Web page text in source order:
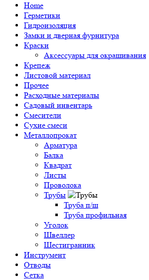
Home
Герметики
Гидроизоляция
Замки и дверная фурнитура
Краски
Аксессуары для окрашивания
Крепеж
Листовой материал
Прочее
Расходные материалы
Садовый инвентарь
Смесители
Сухие смеси
Металлопрокат
Арматура
Балка
Квадрат
Листы
Проволока
Трубы
Труба п/ш
Труба профильная
Уголок
Швеллер
Шестигранник
Инструмент
Отводы
Сетка